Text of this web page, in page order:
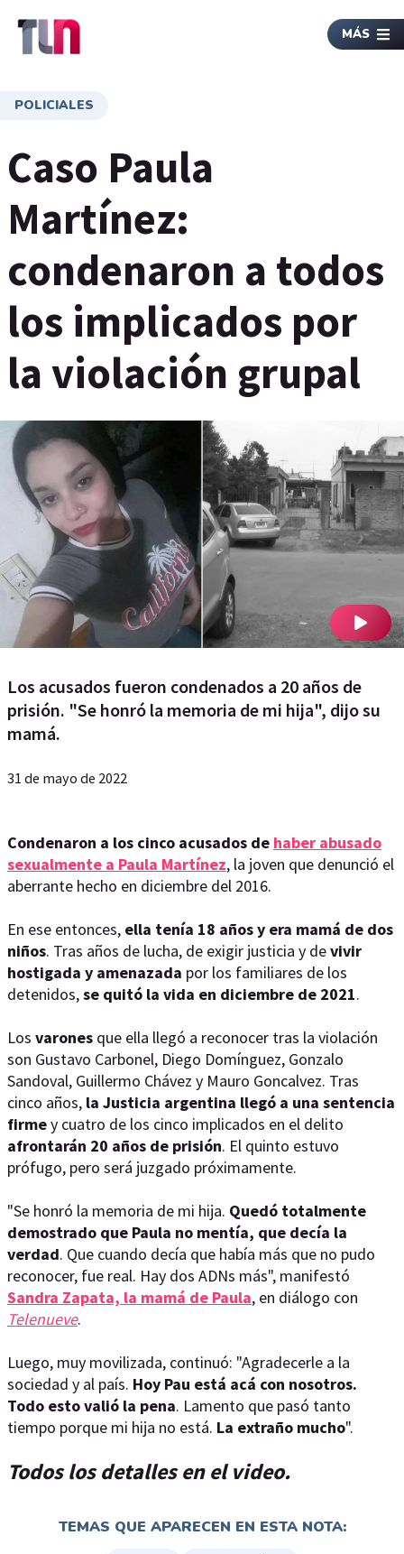
MÁS
POLICIALES
Caso Paula
Martínez:
condenaron a todos
los implicados por
la violación grupal
Los acusados fueron condenados a 20 años de
prisión. "Se honró la memoria de mi hija", dijo su
mamá.
31 de mayo de 2022
Condenaron a los cinco acusados de haber abusado
sexualmente a Paula Martínez, la joven que denunció el
aberrante hecho en diciembre del 2016.
En ese entonces, ella tenía 18 años y era mamá de dos
niños. Tras años de lucha, de exigir justicia y devivir
hostigada y amenazada por los familiares de los
detenidos,se quitó la vida en diciembre de 2021.
Los varones que ella llegó a reconocer tras la violación
son Gustavo Carbonel, Diego Domínguez, Gonzalo
Sandoval, Guillermo Chávez y Mauro Goncalvez. Tras
cinco años, la Justicia argentina llegó a una sentencia
firmey cuatro de los cinco implicados en el delito
afrontarán 20 años de prisión. El quinto estuvo
prófugo, pero será juzgado próximamente.
"Se honró la memoria de mi hija. Quedó totalmente
demostrado que Paula no mentía, que decía la
verdad. Que cuando decía que había más que no pudo
reconocer, fue real. Hay dos ADNs más", manifestó
Sandra Zapata, la mamá de Paula, en diálogo con
Telenueve.
Luego, muy movilizada, continuó: "Agradecerle a la
sociedad y al país. Hoy Pau está acá con nosotros.
Todo esto valió la pena. Lamento que pasó tanto
tiempo porque mi hija no está. La extraño mucho".
Todos los detalles en el video.
TEMAS QUE APARECEN EN ESTA NOTA: